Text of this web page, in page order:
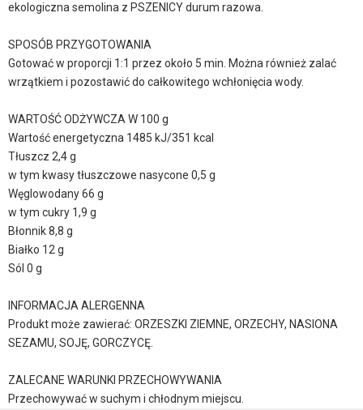
ekologiczna semolina z PSZENICY durum razowa.
SPOSÓB PRZYGOTOWANIA
Gotować w proporcji 1:1 przez około 5 min. Można również zalać
wrzątkiem i pozostawić do całkowitego wchłonięcia wody.
WARTOŚĆ ODŻYWCZA W 100 g
Wartość energetyczna 1485 kJ/351 kcal
Tłuszcz 2,4 g
w tym kwasy tłuszczowe nasycone 0,5 g
Węglowodany 66 g
w tym cukry 1,9 g
Błonnik 8,8 g
Białko 12 g
Sól 0 g
INFORMACJA ALERGENNA
Produkt może zawierać: ORZESZKI ZIEMNE, ORZECHY, NASIONA
SEZAMU, SOJĘ, GORCZYCĘ.
ZALECANE WARUNKI PRZECHOWYWANIA
Przechowywać w suchym i chłodnym miejscu.